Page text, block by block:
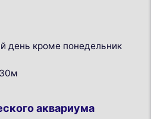
день кроме понедельник
аквариума